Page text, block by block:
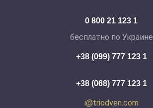
0 800 21 123 1
бесплатно по Украине
+38 (099) 777 123 1
+38 (068) 777 123 1
i@triodveri.com